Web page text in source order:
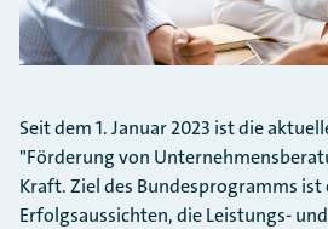
Seit dem 1. Januar 2023 ist die
"Förderung von
Kraft. Ziel des Bundesprogramms ist
Erfolgsaussichten, die Leistungs-